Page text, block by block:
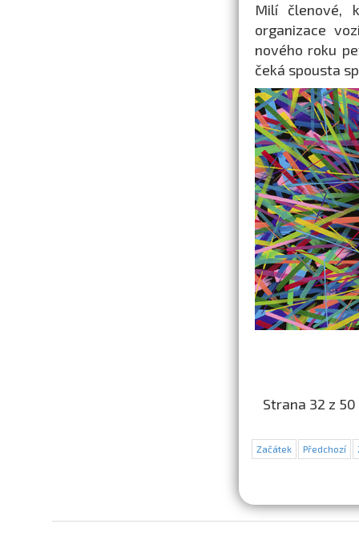
Milí členové,
organizace
nového roku
čeká spousta
Strana 32 z 50
Začátek Předchozí